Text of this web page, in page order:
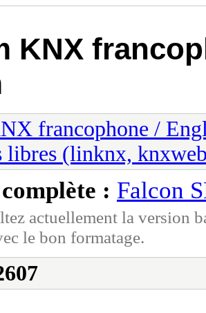
KNX
francophone /
libres (linknx,
: Falcon
actuellement la version
le bon formatage.